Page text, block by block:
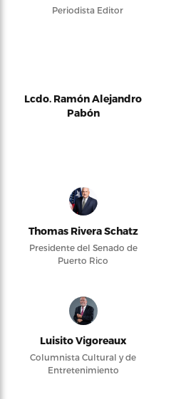
Periodista Editor
Lcdo. Ramón Alejandro
Pabón
Thomas Rivera Schatz
Presidente del Senado de
Puerto Rico
Luisito Vigoreaux
Columnista Cultural y de
Entretenimiento